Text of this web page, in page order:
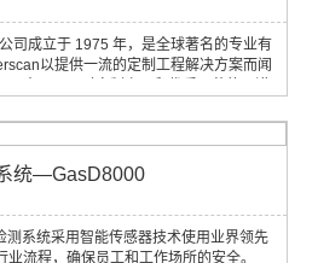
司成立于 1975 年，是全球著名的专业有
以提供一流的定制工程解决方案而闻
突显了作为行业优秀供应商的地位。凭借
断创新，为其尊贵的客户提供无与伦比的
统—GasD8000
系统采用智能传感器技术使用业界领先
流程，确保员工和工作场所的安全。